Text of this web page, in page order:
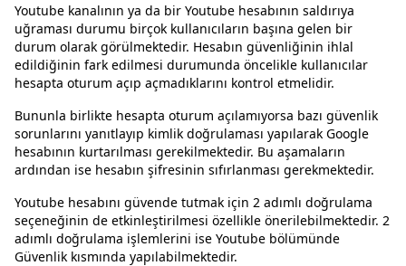
Youtube kanalının ya da bir Youtube hesabının saldırıya
uğraması durumu birçok kullanıcıların başına gelen bir
durum olarak görülmektedir. Hesabın güvenliğinin ihlal
edildiğinin fark edilmesi durumunda öncelikle kullanıcılar
hesapta oturum açıp açmadıklarını kontrol etmelidir.
Bununla birlikte hesapta oturum açılamıyorsa bazı güvenlik
sorunlarını yanıtlayıp kimlik doğrulaması yapılarak Google
hesabının kurtarılması gerekilmektedir. Bu aşamaların
ardından ise hesabın şifresinin sıfırlanması gerekmektedir.
Youtube hesabını güvende tutmak için 2 adımlı doğrulama
seçeneğinin de etkinleştirilmesi özellikle önerilebilmektedir. 2
adımlı doğrulama işlemlerini ise Youtube bölümünde
Güvenlik kısmında yapılabilmektedir.